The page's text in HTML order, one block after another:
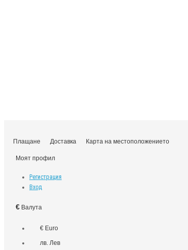
Плащане Доставка Карта на местоположението
Моят профил
Регистрация
Вход
€ Валута
€ Euro
лв. Лев